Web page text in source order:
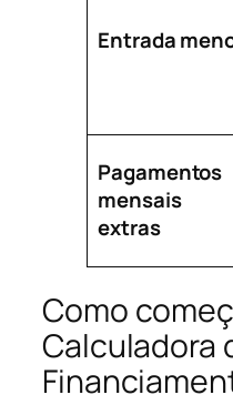
Entrada
Pagamentos
mensais
extras
Como
Calculadora